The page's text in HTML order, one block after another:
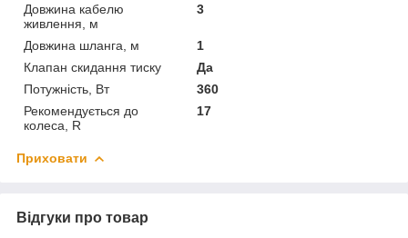
Довжина кабелю
живлення, м
3
Довжина шланга, м
1
Клапан скидання тиску
Да
Потужність, Вт
360
Рекомендується до
колеса, R
17
Приховати
Відгуки про товар